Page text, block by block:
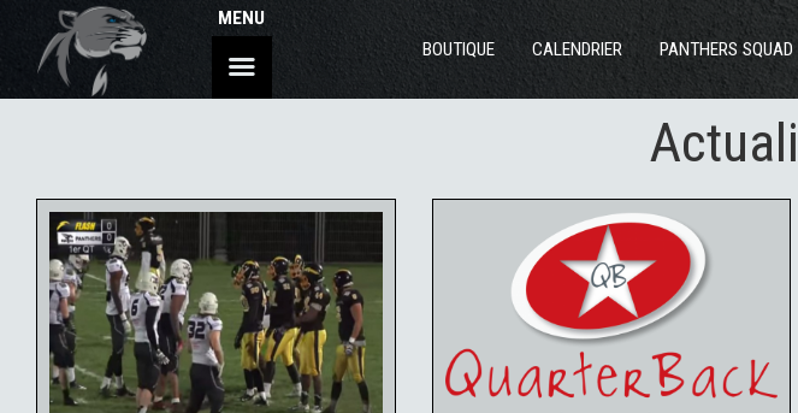
MENU
BOUTIQUE
CALENDRIER PANTHERS SQUAD
ACTUS
SECTIONS
CLUB
CONTACT
Actualités Elite 29 février 2016
Actualités du Club
26 février
2016